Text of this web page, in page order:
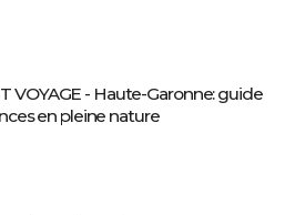
VOYAGE - Haute-Garonne: guide
en pleine nature